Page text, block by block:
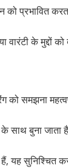
प्रभावित
के मुद्दों
को समझना
साथ बुना
यह सुनिश्चित